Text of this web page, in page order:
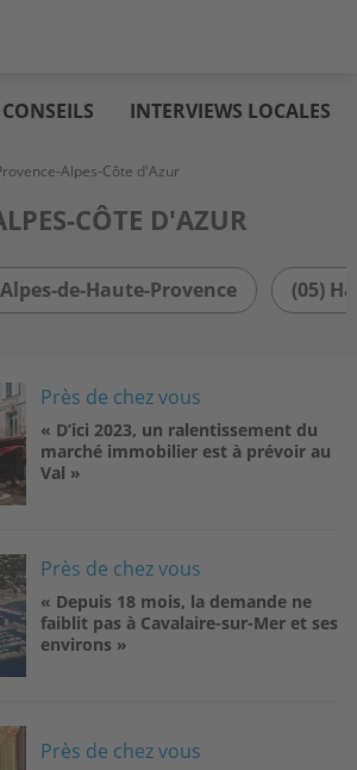
INTERVIEWS LOCALES
Alpes-Côte d'Azur
CÔTE D'AZUR
de-Haute-Provence (05)
Près de chez vous
« D’ici 2023, un ralentissement du
marché immobilier est à prévoir au
Val »
Près de chez vous
« Depuis 18 mois, la demande ne
faiblit pas à Cavalaire-sur-Mer et ses
environs »
Près de chez vous